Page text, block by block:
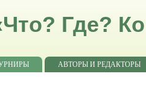
Где?
АВТОРЫ И РЕДАКТОРЫ